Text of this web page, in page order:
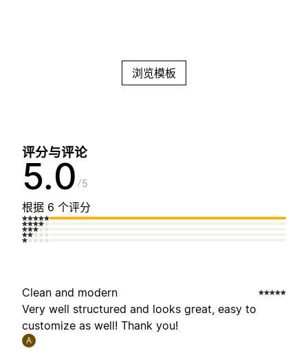
浏览模板
评分与评论
5.0 5
根据 6 个评分
Clean and modern
Very well structured and looks great, easy to
customize as well! Thank you!
A